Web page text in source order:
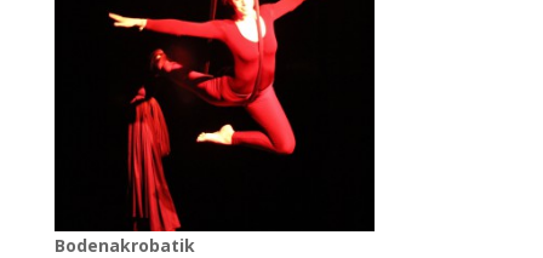
Bodenakrobatik